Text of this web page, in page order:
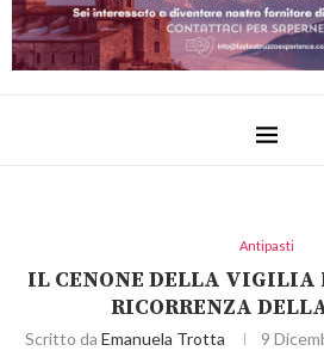
Antipasti
IL CENONE DELLA VIGILIA
RICORRENZA
Scritto da Emanuela Trotta 9